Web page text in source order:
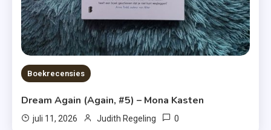
Boekrecensies
Dream Again (Again, #5) – Mona Kasten
juli 11, 2026 Judith Regeling 0